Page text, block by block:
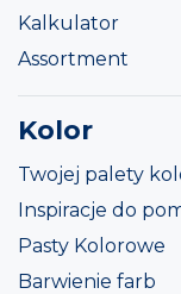
Kalkulator
Assortment
Kolor
Twojej palety
Inspiracje do
Pasty Kolorowe
Barwienie farb